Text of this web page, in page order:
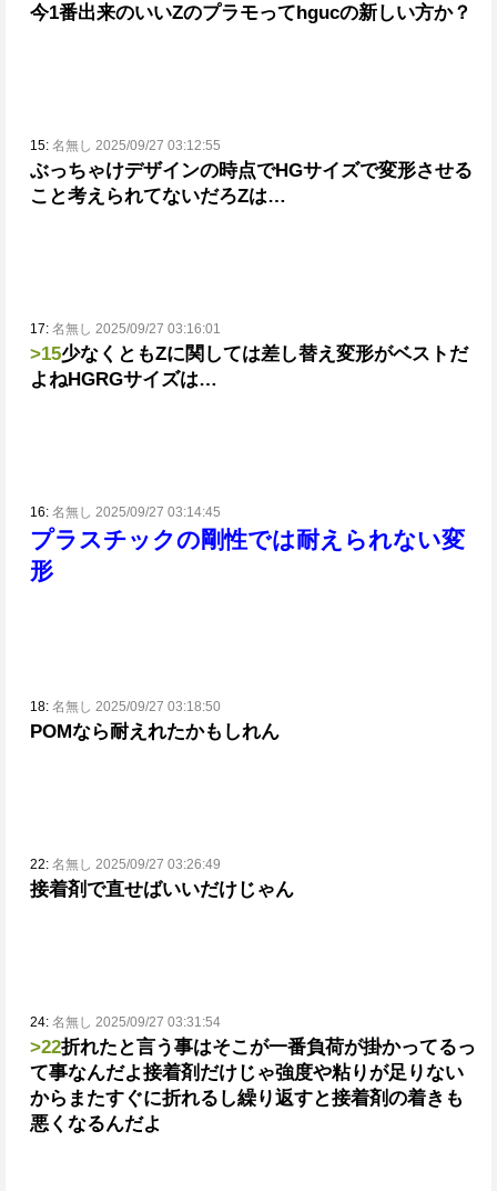
今1番出来のいいZのプラモってhgucの新しい方か？
15: 名無し 2025/09/27 03:12:55
ぶっちゃけデザインの時点でHGサイズで変形させる
こと考えられてないだろZは…
17: 名無し 2025/09/27 03:16:01
>15少なくともZに関しては差し替え変形がベストだ
よねHGRGサイズは…
16: 名無し 2025/09/27 03:14:45
プラスチックの剛性では耐えられない変
形
18: 名無し 2025/09/27 03:18:50
POMなら耐えれたかもしれん
22: 名無し 2025/09/27 03:26:49
接着剤で直せばいいだけじゃん
24: 名無し 2025/09/27 03:31:54
>22折れたと言う事はそこが一番負荷が掛かってるっ
て事なんだよ接着剤だけじゃ強度や粘りが足りない
からまたすぐに折れるし繰り返すと接着剤の着きも
悪くなるんだよ